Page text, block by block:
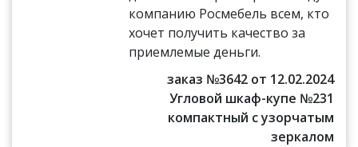
компанию Росмебель всем, кто
хочет получить качество за
приемлемые деньги.
заказ №3642 от 12.02.2024
Угловой шкаф-купе №231
компактный с узорчатым
зеркалом